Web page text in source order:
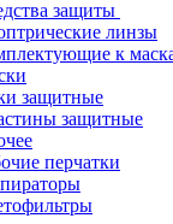
защиты
линзы
к
защитные
защитные
перчатки